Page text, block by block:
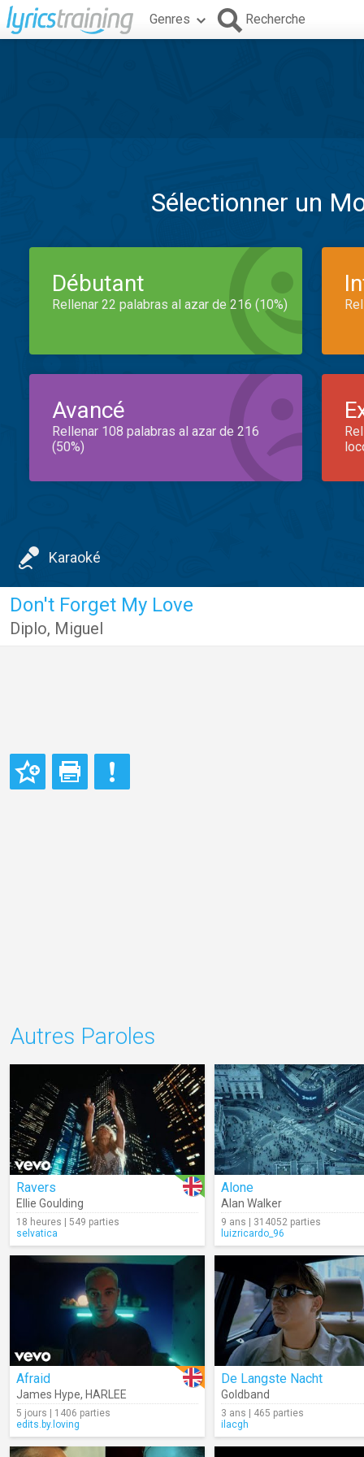
Genres Recherche
Sélectionner un
Débutant
Rellenar 22 palabras al azar de 216 (10%)
Avancé
Rellenar 108 palabras al azar de 216
(50%)
Karaoké
Don't Forget My Love
Diplo, Miguel
Autres Paroles
Ravers
Ellie Goulding
18 heures | 549 parties
selvatica
Alone
Alan Walker
9 ans | 314052 parties
luizricardo_96
Afraid
James Hype, HARLEE
5 jours | 1406 parties
edits.by.loving
De Langste Nacht
Goldband
3 ans | 465 parties
ilacgh